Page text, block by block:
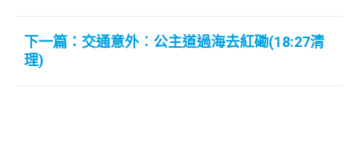
下一篇：交通意外︰公主道過海去紅磡(18:27清
理)